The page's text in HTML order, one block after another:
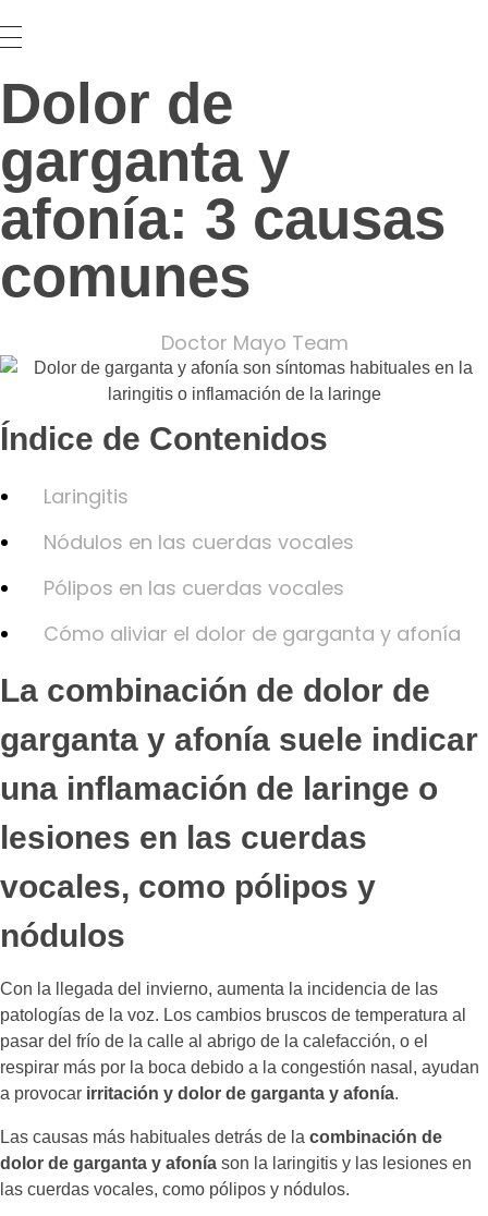
Dolor de
garganta y
afonía: 3 causas
comunes
Doctor Mayo Team
Índice de Contenidos
Laringitis
Nódulos en las cuerdas vocales
Pólipos en las cuerdas vocales
Cómo aliviar el dolor de garganta y afonía
La combinación de dolor de
garganta y afonía suele indicar
una inflamación de laringe o
lesiones en las cuerdas
vocales, como pólipos y
nódulos
Con la llegada del invierno, aumenta la incidencia de las
patologías de la voz. Los cambios bruscos de temperatura al
pasar del frío de la calle al abrigo de la calefacción, o el
respirar más por la boca debido a la congestión nasal, ayudan
a provocar irritación y dolor de garganta y afonía.
Las causas más habituales detrás de la combinación de
dolor de garganta y afonía son la laringitis y las lesiones en
las cuerdas vocales, como pólipos y nódulos.